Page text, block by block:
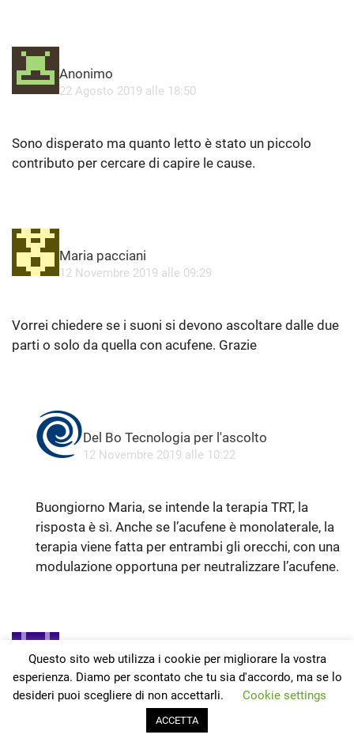
Anonimo
22 Agosto 2019 alle 18:50
Sono disperato ma quanto letto è stato un piccolo
contributo per cercare di capire le cause.
Maria pacciani
12 Novembre 2019 alle 09:29
Vorrei chiedere se i suoni si devono ascoltare dalle due
parti o solo da quella con acufene. Grazie
Del Bo Tecnologia per l'ascolto
12 Novembre 2019 alle 10:22
Buongiorno Maria, se intende la terapia TRT, la
risposta è sì. Anche se l’acufene è monolaterale, la
terapia viene fatta per entrambi gli orecchi, con una
modulazione opportuna per neutralizzare l’acufene.
Elisabetta
4 Dicembre 2019 alle 14:34
Nell’articolo non sono menzionati i disturbi
Questo sito web utilizza i cookie per migliorare la vostra
esperienza. Diamo per scontato che tu sia d'accordo, ma se lo
desideri puoi scegliere di non accettarli.
Cookie settings
ACCETTA